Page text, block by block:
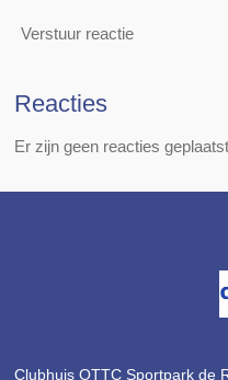
Verstuur reactie
Reacties
Er zijn geen reacties
Clubhuis OTTC Sportpark de